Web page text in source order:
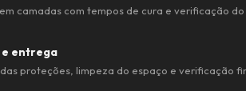
camadas com tempos de cura e verificação
e entrega
proteções, limpeza do espaço e verificação